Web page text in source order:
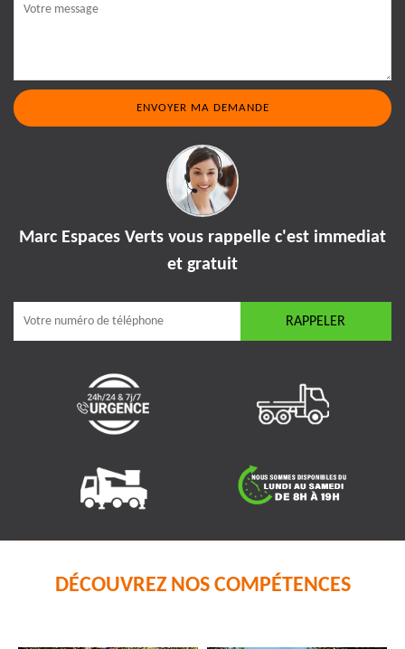
Marc Espaces Verts vous rappelle c'est immediat
et gratuit
DÉCOUVREZ NOS COMPÉTENCES